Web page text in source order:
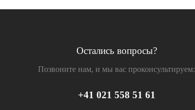
Остались вопросы?
Позвоните нам, и мы вас проконсультируем:
+41 021 558 51 61